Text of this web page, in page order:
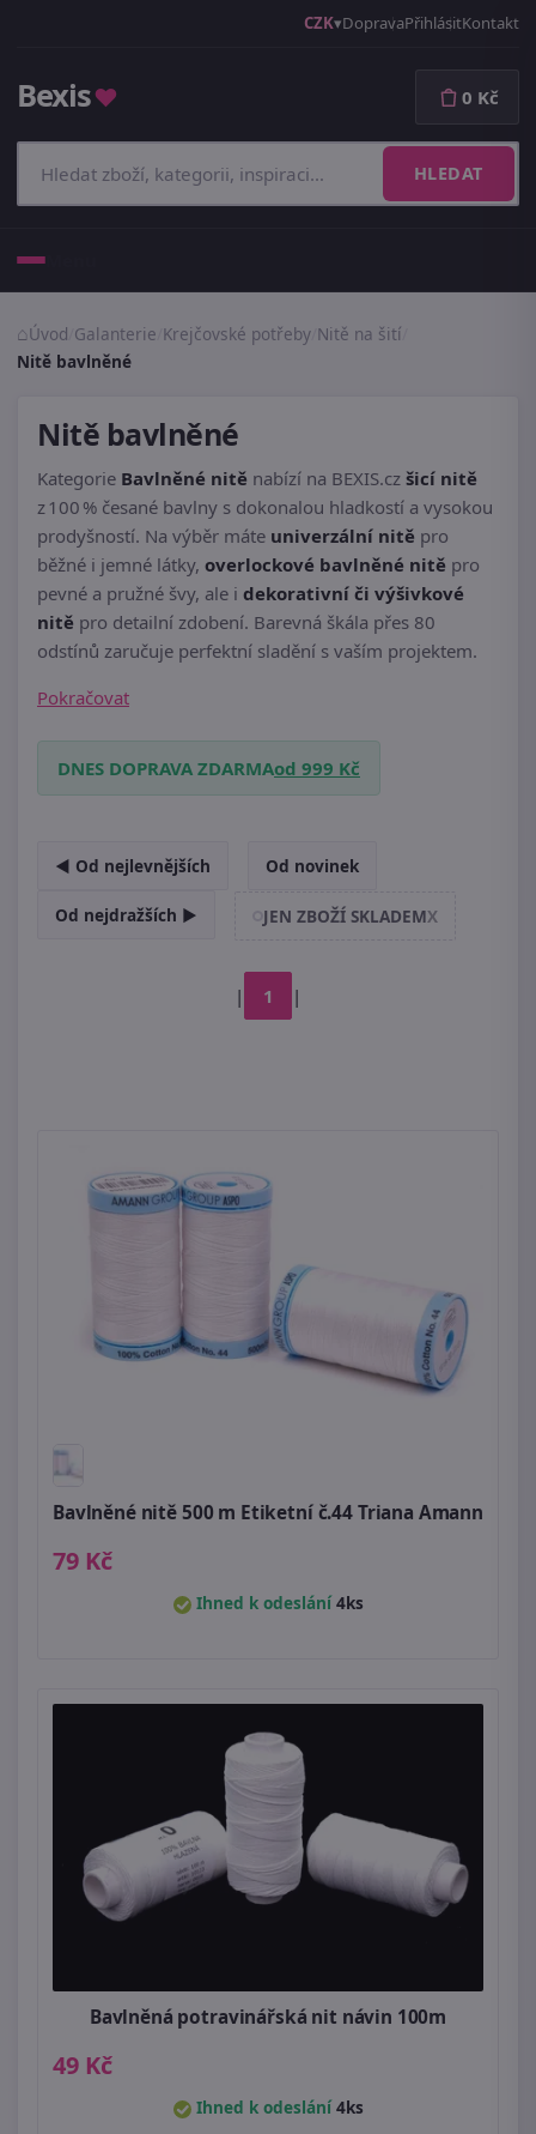
CZK DopravaPřihlásitKontakt
Bexis♥
HLEDAT
0 Kč
Úvod Galanterie Krejčovské potřeby Nitě na šití
Nitě bavlněné
Nitě bavlněné
Kategorie Bavlněné nitě nabízí na BEXIS.cz šicí nitě
z 100 % česané bavlny s dokonalou hladkostí a vysokou
prodyšností. Na výběr máte univerzální nitě pro
běžné i jemné látky, overlockové bavlněné nitě pro
pevné a pružné švy, ale i dekorativní či výšivkové
nitě pro detailní zdobení. Barevná škála přes 80
odstínů zaručuje perfektní sladění s vaším projektem.
Pokračovat
DNES DOPRAVA ZDARMAod 999 Kč
◄ Od nejlevnějších Od novinek
Od nejdražších ► JEN ZBOŽÍ SKLADEMX
| 1 |
Bavlněné nitě 500 m Etiketní č.44 Triana Amann
79 Kč
Ihned k odeslání4ks
Bavlněná potravinářská nit návin 100m
49 Kč
Ihned k odeslání4ks